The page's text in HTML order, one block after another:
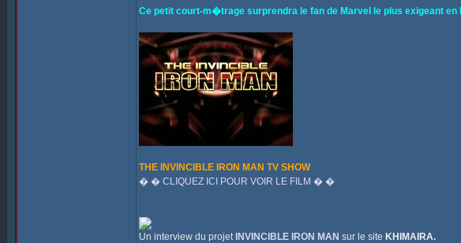
Ce petit court-m�trage surprendra le fan de Marvel le plus exigeant
THE INVINCIBLE IRON MAN TV SHOW
� � CLIQUEZ ICI POUR VOIR LE FILM � �
Un interview du projet INVINCIBLE IRON MAN sur le site KHIMAIRA.